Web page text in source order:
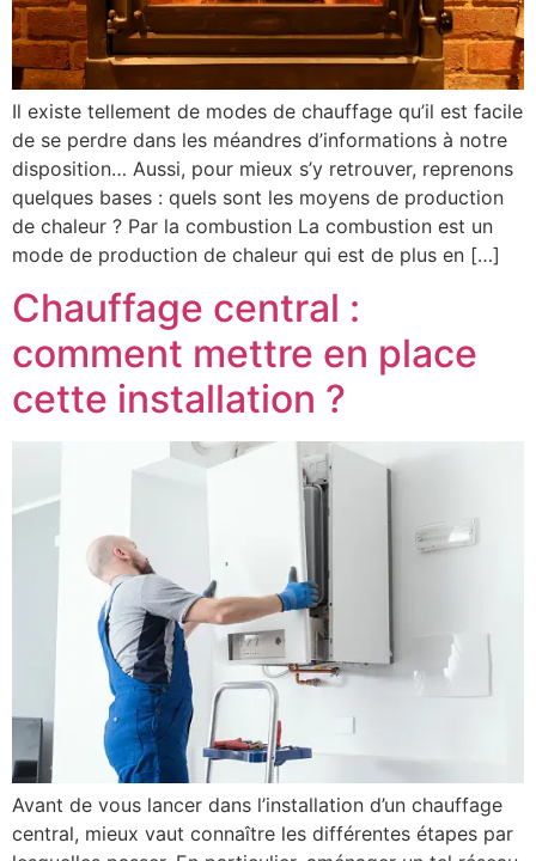
Il existe tellement de modes de chauffage qu’il est facile
de se perdre dans les méandres d’informations à notre
disposition… Aussi, pour mieux s’y retrouver, reprenons
quelques bases : quels sont les moyens de production
de chaleur ? Par la combustion La combustion est un
mode de production de chaleur qui est de plus en […]
Chauffage central :
comment mettre en place
cette installation ?
Avant de vous lancer dans l’installation d’un chauffage
central, mieux vaut connaître les différentes étapes par